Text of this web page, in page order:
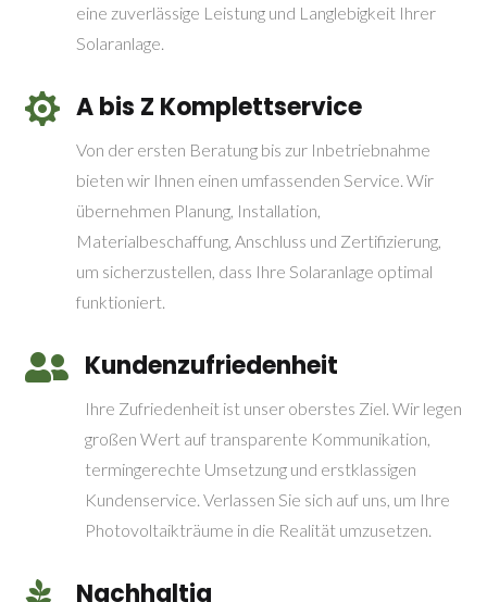
eine zuverlässige Leistung und Langlebigkeit Ihrer
Solaranlage.
 A bis Z Komplettservice
Von der ersten Beratung bis zur Inbetriebnahme
bieten wir Ihnen einen umfassenden Service. Wir
übernehmen Planung, Installation,
Materialbeschaffung, Anschluss und Zertifizierung,
um sicherzustellen, dass Ihre Solaranlage optimal
funktioniert.
 Kundenzufriedenheit
Ihre Zufriedenheit ist unser oberstes Ziel. Wir legen
großen Wert auf transparente Kommunikation,
termingerechte Umsetzung und erstklassigen
Kundenservice. Verlassen Sie sich auf uns, um Ihre
Photovoltaikträume in die Realität umzusetzen.
 Nachhaltig